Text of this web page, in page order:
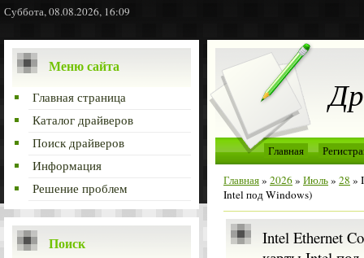
Суббота, 08.08.2026, 16:09
Меню сайта
Главная страница
Каталог драйверов
Поиск драйверов
Информация
Решение проблем
Поиск
Главная
Главная» 2026» Июль» 28 »
Intel под Windows)
Intel Ethernet